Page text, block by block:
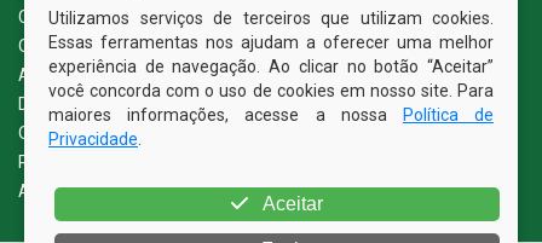
Carta de Serviços ao Usuário
Ouvidoria Eletrônica
Acesso a Informação (eSIC)
Diário Oficial
Quadro de Avisos
Política de Privacidade
Acessibilidade
Utilizamos serviços de terceiros que utilizam cookies.
Essas ferramentas nos ajudam a oferecer uma melhor
experiência de navegação. Ao clicar no botão “Aceitar”
você concorda com o uso de cookies em nosso site. Para
maiores informações, acesse a nossa
Política de
Privacidade
Aceitar